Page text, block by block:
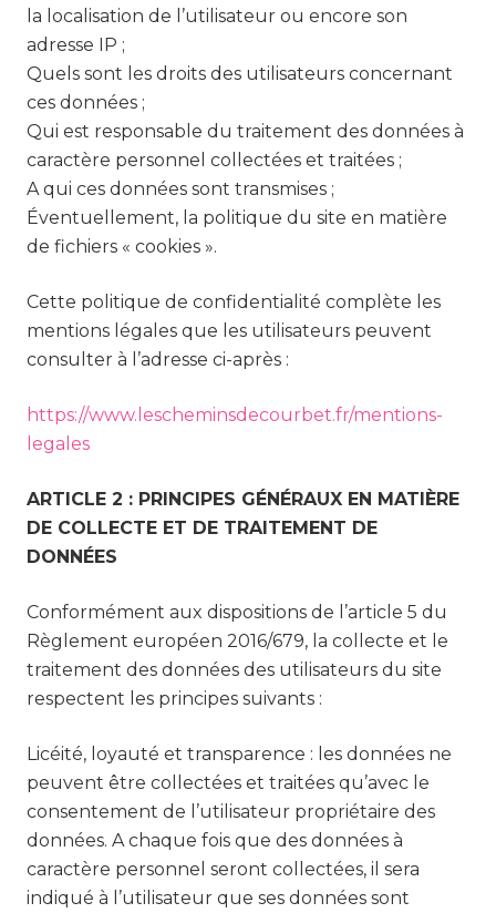
la localisation de l’utilisateur ou encore son
adresse IP ;
Quels sont les droits des utilisateurs concernant
ces données ;
Qui est responsable du traitement des données à
caractère personnel collectées et traitées ;
A qui ces données sont transmises ;
Éventuellement, la politique du site en matière
de fichiers « cookies ».
Cette politique de confidentialité complète les
mentions légales que les utilisateurs peuvent
consulter à l’adresse ci-après :
https://www.lescheminsdecourbet.fr/mentions-
legales
ARTICLE 2 : PRINCIPES GÉNÉRAUX EN MATIÈRE
DE COLLECTE ET DE TRAITEMENT DE
DONNÉES
Conformément aux dispositions de l’article 5 du
Règlement européen 2016/679, la collecte et le
traitement des données des utilisateurs du site
respectent les principes suivants :
Licéité, loyauté et transparence : les données ne
peuvent être collectées et traitées qu’avec le
consentement de l’utilisateur propriétaire des
données. A chaque fois que des données à
caractère personnel seront collectées, il sera
indiqué à l’utilisateur que ses données sont